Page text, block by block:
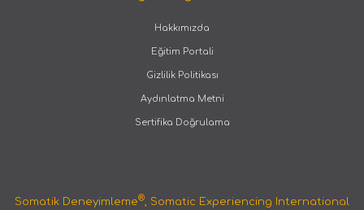
Hakkımızda
Eğitim Portali
Gizlilik Politikası
Aydınlatma Metni
Sertifika Doğrulama
Somatik Deneyimleme®, Somatic Experiencing International